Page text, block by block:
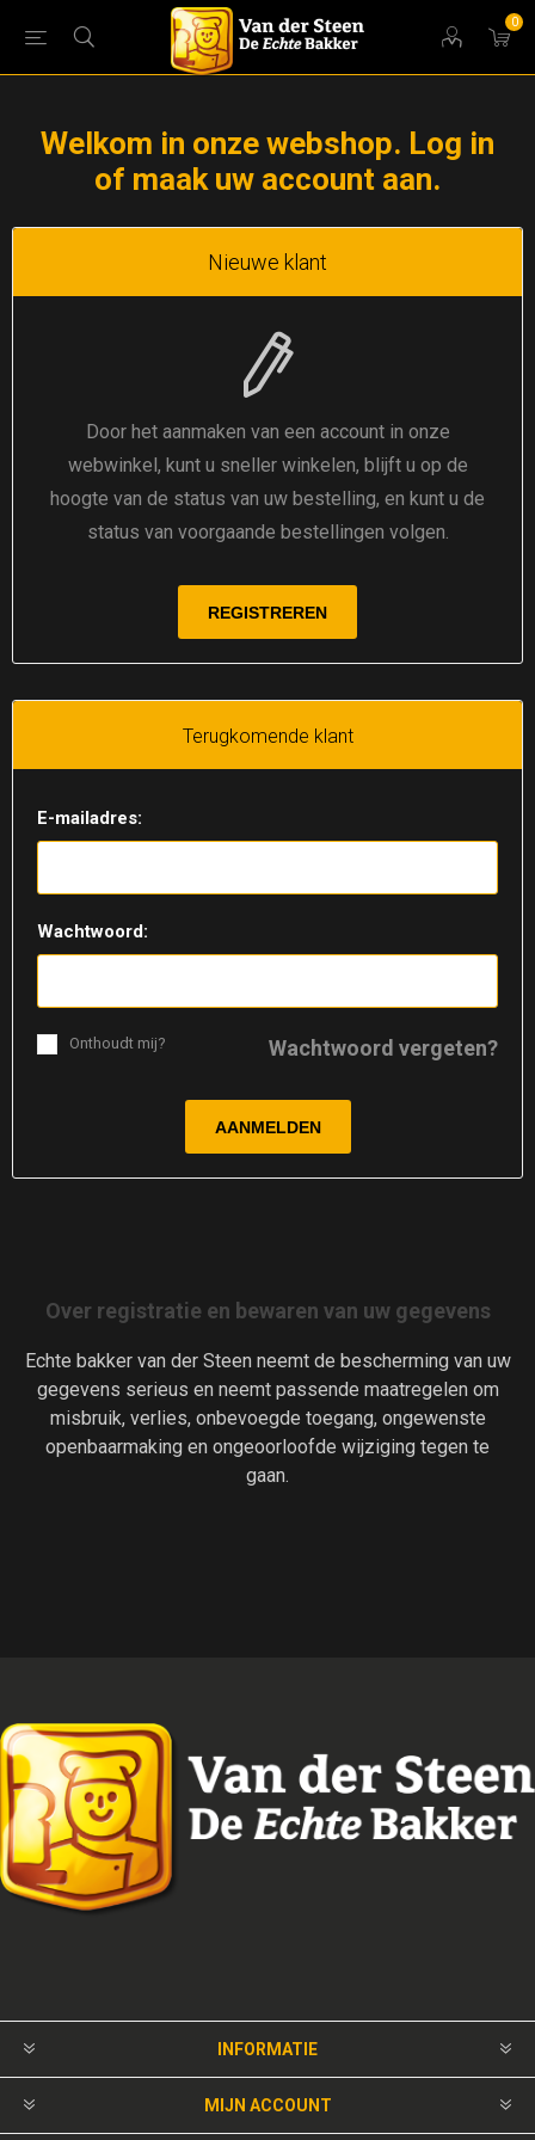
0
Welkom in onze webshop. Log in
of maak uw account aan.
Nieuwe klant
Door het aanmaken van een account in onze
webwinkel, kunt u sneller winkelen, blijft u op de
hoogte van de status van uw bestelling, en kunt u de
status van voorgaande bestellingen volgen.
Terugkomende klant
E-mailadres:
Wachtwoord:
Wachtwoord vergeten?
Onthoudt mij?
Over registratie en bewaren van uw gegevens
Echte bakker van der Steen neemt de bescherming van uw
gegevens serieus en neemt passende maatregelen om
misbruik, verlies, onbevoegde toegang, ongewenste
openbaarmaking en ongeoorloofde wijziging tegen te
gaan.
INFORMATIE
MIJN ACCOUNT